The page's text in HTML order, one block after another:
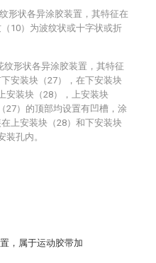
，属于运动胶带加
形状各异涂胶装置，其特征在
10）为波纹状或十字状或折
纹形状各异涂胶装置，其特征
安装块（27），在下安装块
安装块（28），上安装块
27）的顶部均设置有凹槽，涂
上安装块（28）和下安装块
装孔内。